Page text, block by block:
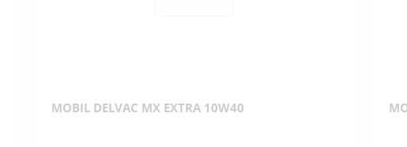
MOBIL DELVAC MX EXTRA 10W40